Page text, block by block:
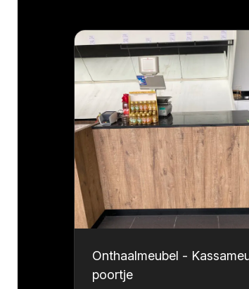
Onthaalmeubel -
poortje